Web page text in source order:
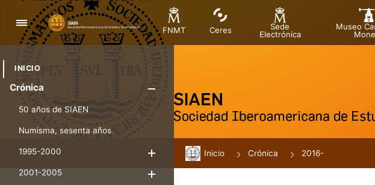
Navegación
FNMT Ceres
Sede
Electrónica
Museo
INICIO
Crónica
50 años de SIAEN
Numisma, sesenta años
1995-2000
Mostrar/Ocultar
2001-2005
Inicio Crónica 2016-